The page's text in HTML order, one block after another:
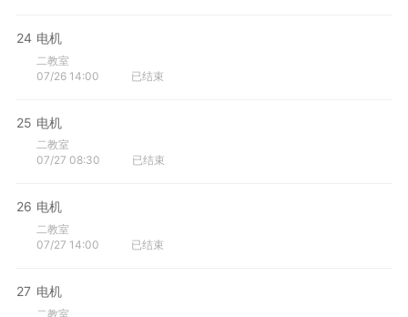
24 电机
二教室
07/26 14:00
已结束
25 电机
二教室
07/27 08:30
已结束
26 电机
二教室
07/27 14:00
已结束
27 电机
二教室